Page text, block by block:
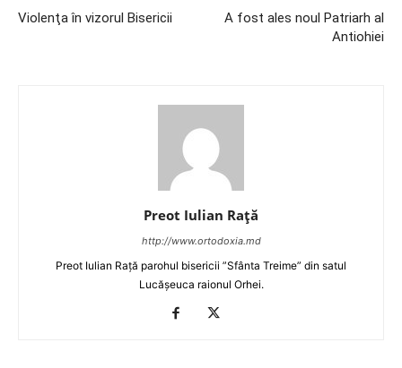
Violenţa în vizorul Bisericii
A fost ales noul Patriarh al
Antiohiei
Preot Iulian Raţă
http://www.ortodoxia.md
Preot Iulian Rață parohul bisericii ”Sfânta Treime” din satul
Lucășeuca raionul Orhei.